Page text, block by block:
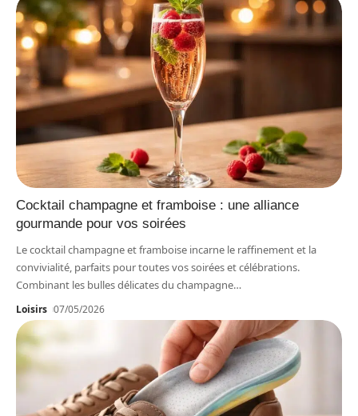
Cocktail champagne et framboise : une alliance
gourmande pour vos soirées
Le cocktail champagne et framboise incarne le raffinement et la
convivialité, parfaits pour toutes vos soirées et célébrations.
Combinant les bulles délicates du champagne…
Loisirs 07/05/2026